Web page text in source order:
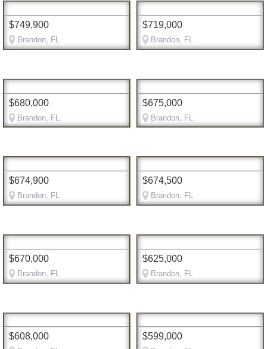
$749,900
Brandon, FL
$719,000
Brandon, FL
$680,000
Brandon, FL
$675,000
Brandon, FL
$674,900
Brandon, FL
$674,500
Brandon, FL
$670,000
Brandon, FL
$625,000
Brandon, FL
$608,000 $599,000